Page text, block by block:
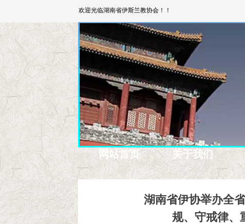
欢迎光临湖南省伊斯兰教协会！！
网站首页 关于我们
湖南省伊协举办全
规、守戒律、